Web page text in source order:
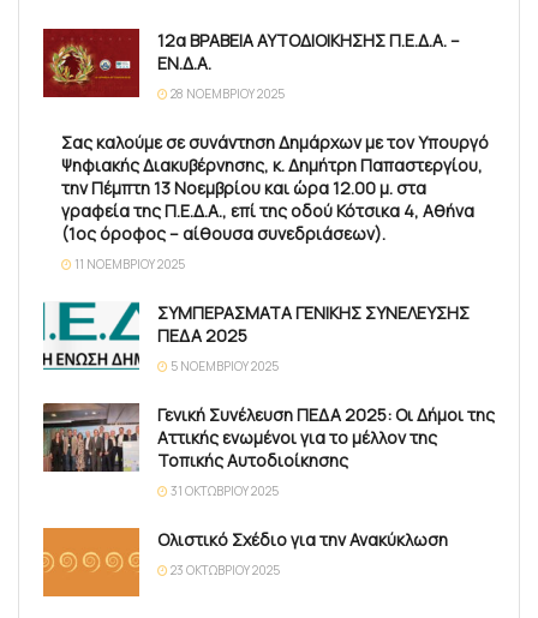
12α ΒΡΑΒΕΙΑ ΑΥΤΟΔΙΟΙΚΗΣΗΣ Π.Ε.Δ.Α. –
ΕΝ.Δ.Α.
28 ΝΟΕΜΒΡΊΟΥ 2025
Σας καλούμε σε συνάντηση Δημάρχων με τον Υπουργό
Ψηφιακής Διακυβέρνησης, κ. Δημήτρη Παπαστεργίου,
την Πέμπτη 13 Νοεμβρίου και ώρα 12.00 μ. στα
γραφεία της Π.Ε.Δ.Α., επί της οδού Κότσικα 4, Αθήνα
(1ος όροφος – αίθουσα συνεδριάσεων).
11 ΝΟΕΜΒΡΊΟΥ 2025
ΣΥΜΠΕΡΑΣΜΑΤΑ ΓΕΝΙΚΗΣ ΣΥΝΕΛΕΥΣΗΣ
ΠΕΔΑ 2025
5 ΝΟΕΜΒΡΊΟΥ 2025
Γενική Συνέλευση ΠΕΔΑ 2025: Οι Δήμοι της
Αττικής ενωμένοι για το μέλλον της
Τοπικής Αυτοδιοίκησης
31 ΟΚΤΩΒΡΊΟΥ 2025
Ολιστικό Σχέδιο για την Ανακύκλωση
23 ΟΚΤΩΒΡΊΟΥ 2025